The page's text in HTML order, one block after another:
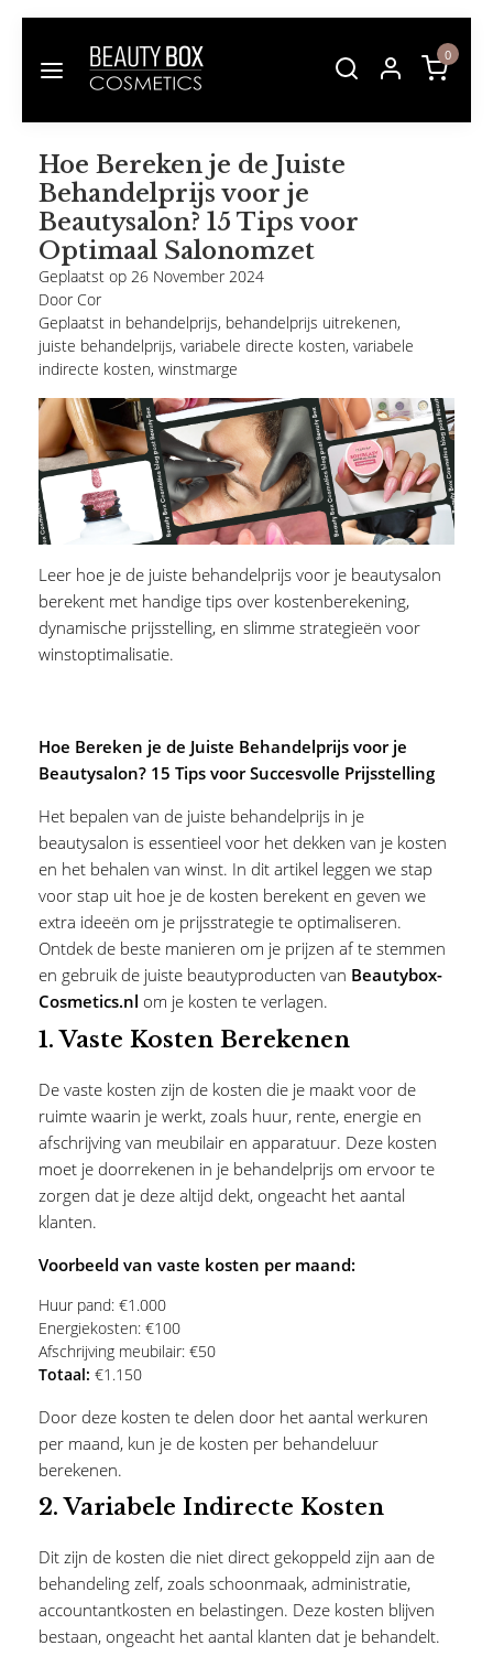
0
Hoe Bereken je de Juiste
Behandelprijs voor je
Beautysalon? 15 Tips voor
Optimaal Salonomzet
Geplaatst op 26 November 2024
Door Cor
Geplaatst in behandelprijs, behandelprijs uitrekenen,
juiste behandelprijs, variabele directe kosten, variabele
indirecte kosten, winstmarge
Leer hoe je de juiste behandelprijs voor je beautysalon
berekent met handige tips over kostenberekening,
dynamische prijsstelling, en slimme strategieën voor
winstoptimalisatie.
Hoe Bereken je de Juiste Behandelprijs voor je
Beautysalon? 15 Tips voor Succesvolle Prijsstelling
Het bepalen van de juiste behandelprijs in je
beautysalon is essentieel voor het dekken van je kosten
en het behalen van winst. In dit artikel leggen we stap
voor stap uit hoe je de kosten berekent en geven we
extra ideeën om je prijsstrategie te optimaliseren.
Ontdek de beste manieren om je prijzen af te stemmen
en gebruik de juiste beautyproducten van Beautybox-
Cosmetics.nl om je kosten te verlagen.
1.Vaste Kosten Berekenen
De vaste kosten zijn de kosten die je maakt voor de
ruimte waarin je werkt, zoals huur, rente, energie en
afschrijving van meubilair en apparatuur. Deze kosten
moet je doorrekenen in je behandelprijs om ervoor te
zorgen dat je deze altijd dekt, ongeacht het aantal
klanten.
Voorbeeld van vaste kosten per maand:
Huur pand: €1.000
Energiekosten: €100
Afschrijving meubilair: €50
Totaal: €1.150
Door deze kosten te delen door het aantal werkuren
per maand, kun je de kosten per behandeluur
berekenen.
2.Variabele Indirecte Kosten
Dit zijn de kosten die niet direct gekoppeld zijn aan de
behandeling zelf, zoals schoonmaak, administratie,
accountantkosten en belastingen. Deze kosten blijven
bestaan, ongeacht het aantal klanten dat je behandelt.